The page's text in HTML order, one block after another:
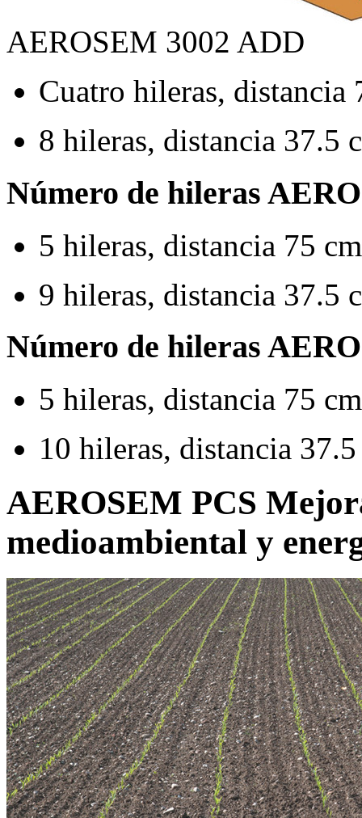
AEROSEM 3002 ADD
Cuatro hileras, distancia
8 hileras, distancia 37.5
Número de hileras
5 hileras, distancia 75 cm
9 hileras, distancia 37.5
Número de hileras
5 hileras, distancia 75 cm
10 hileras, distancia
AEROSEM PCS
medioambiental y